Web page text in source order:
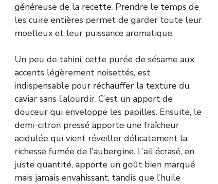
généreuse de la recette. Prendre le temps de
les cuire entières permet de garder toute leur
moelleux et leur puissance aromatique.
Un peu de tahini, cette purée de sésame aux
accents légèrement noisettés, est
indispensable pour réchauffer la texture du
caviar sans l’alourdir. C’est un apport de
douceur qui enveloppe les papilles. Ensuite, le
demi-citron pressé apporte une fraîcheur
acidulée qui vient réveiller délicatement la
richesse fumée de l’aubergine. L’ail écrasé, en
juste quantité, apporte un goût bien marqué
mais jamais envahissant, tandis que l’huile